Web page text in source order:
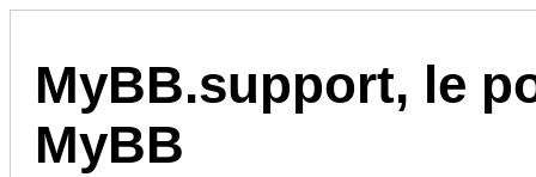
MyBB.support, le
MyBB